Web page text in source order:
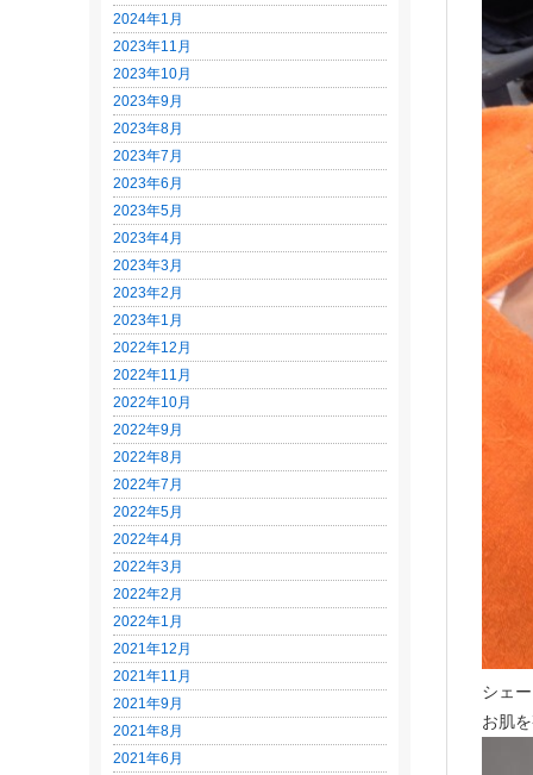
シェ
お肌
2024年1月
2023年11月
2023年10月
2023年9月
2023年8月
2023年7月
2023年6月
2023年5月
2023年4月
2023年3月
2023年2月
2023年1月
2022年12月
2022年11月
2022年10月
2022年9月
2022年8月
2022年7月
2022年5月
2022年4月
2022年3月
2022年2月
2022年1月
2021年12月
2021年11月
2021年9月
2021年8月
2021年6月